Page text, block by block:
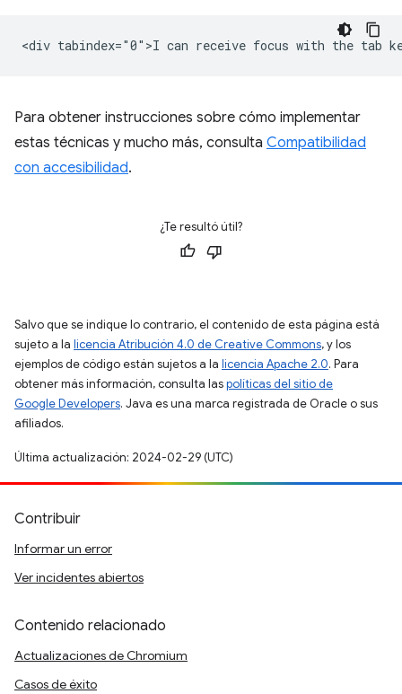
Para obtener instrucciones sobre cómo implementar
estas técnicas y mucho más, consulta Compatibilidad
con accesibilidad.
¿Te resultó útil?
Salvo que se indique lo contrario, el contenido de esta página está
sujeto a la licencia Atribución 4.0 de Creative Commons, y los
ejemplos de código están sujetos a la licencia Apache 2.0. Para
obtener más información, consulta laspolíticas del sitio de
Google Developers. Java es una marca registrada de Oracle o sus
afiliados.
Última actualización: 2024-02-29 (UTC)
Contribuir
Informar un error
Ver incidentes abiertos
Contenido relacionado
Actualizaciones de Chromium
Casos de éxito